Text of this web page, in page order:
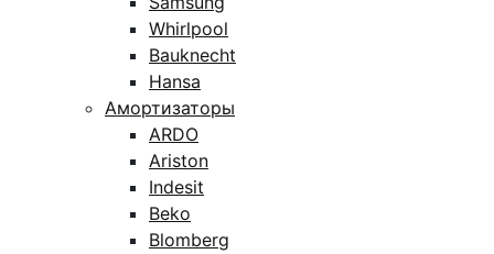
Whirlpool
Bauknecht
Hansa
Амортизаторы
ARDO
Ariston
Indesit
Beko
Blomberg